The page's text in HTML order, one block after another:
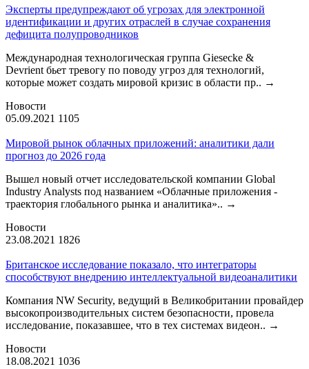
Эксперты предупреждают об угрозах для электронной
идентификации и других отраслей в случае сохранения
дефицита полупроводников
Международная технологическая группа Giesecke &
Devrient бьет тревогу по поводу угроз для технологий,
которые может создать мировой кризис в области пр.. →
Новости
05.09.2021 1105
Мировой рынок облачных приложений: аналитики дали
прогноз до 2026 года
Вышел новый отчет исследовательской компании Global
Industry Analysts под названием «Облачные приложения -
траектория глобального рынка и аналитика».. →
Новости
23.08.2021 1826
Британское исследование показало, что интеграторы
способствуют внедрению интеллектуальной видеоаналитики
Компания NW Security, ведущий в Великобритании провайдер
высокопроизводительных систем безопасности, провела
исследование, показавшее, что в тех системах видеон.. →
Новости
18.08.2021 1036